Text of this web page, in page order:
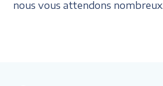
nous vous attendons nombreux.